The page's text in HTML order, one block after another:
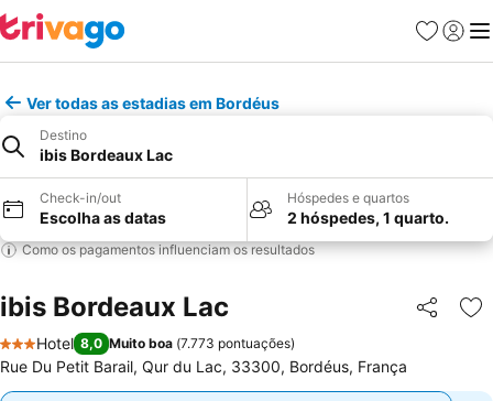
Favoritos
Iniciar
Ver todas as estadias em Bordéus
Destino
ibis Bordeaux Lac
Check-in/out
Escolha as datas
Hóspedes e quartos
2 hóspedes, 1 quarto.
Como os pagamentos influenciam os resultados
ibis Bordeaux Lac Partilhar
3 Estrelas
Hotel 8,0 Muito boa (7.773 pontuações)
Rue Du Petit Barail, Qur du Lac, 33300, Bordéus, França